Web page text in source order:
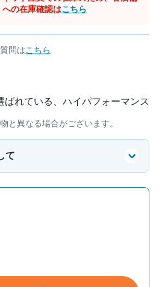
への在庫確認はこちら
問はこちら
ばれている、ハイパフォーマンス
と異なる場合がございます。
て